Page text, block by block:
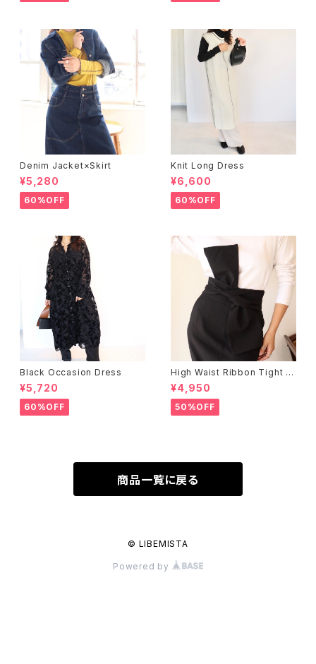
Denim Jacket×Skirt
¥5,280
60%OFF
Knit Long Dress
¥6,600
60%OFF
Black Occasion Dress
¥5,720
60%OFF
High Waist Ribbon Tight S
kirt
¥4,950
50%OFF
商品一覧に戻る
© LIBEMISTA
Powered by